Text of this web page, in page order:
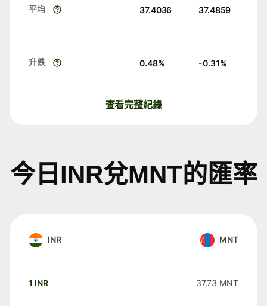
平均 37.4036 37.4859
升跌 0.48% -0.31%
查看完整紀錄
今日INR兌MNT的匯率
INR MNT
1 INR 37.73 MNT